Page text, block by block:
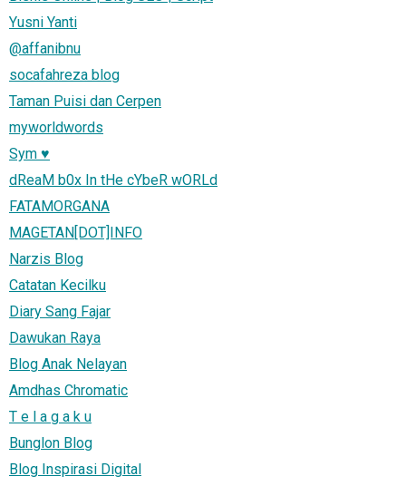
Yusni Yanti
@affanibnu
socafahreza blog
Taman Puisi dan Cerpen
myworldwords
Sym ♥
dReaM b0x In tHe cYbeR wORLd
FATAMORGANA
MAGETAN[DOT]INFO
Narzis Blog
Catatan Kecilku
Diary Sang Fajar
Dawukan Raya
Blog Anak Nelayan
Amdhas Chromatic
T e l a g a k u
Bunglon Blog
Blog Inspirasi Digital